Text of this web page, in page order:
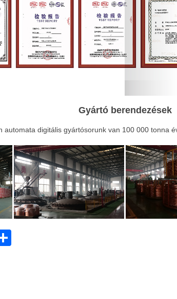
Gyártó berendezések
automata digitális gyártósorunk van 100 000 tonna
Share